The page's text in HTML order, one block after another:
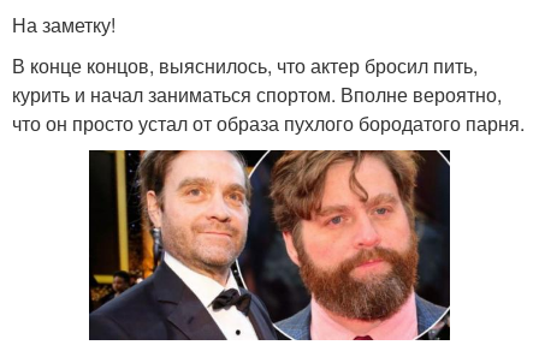
На заметку!
В конце концов, выяснилось, что актер бросил пить,
курить и начал заниматься спортом. Вполне вероятно,
что он просто устал от образа пухлого бородатого парня.